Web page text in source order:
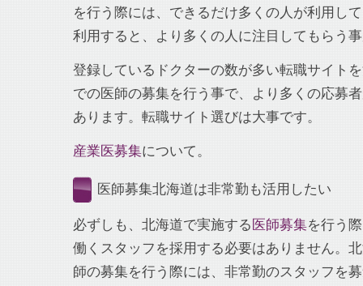
を行う際には、できるだけ多くの人が利用し
利用すると、より多くの人に注目してもらう
登録しているドクターの数が多い転職サイト
での医師の募集を行う事で、より多くの応募
あります。転職サイト選びは大事です。
産業医募集について。
医師募集北海道は非常勤も活用したい
必ずしも、北海道で実施する 医師募集を行う
働くスタッフを採用する必要はありません。
師の募集を行う際には、非常勤のスタッフを